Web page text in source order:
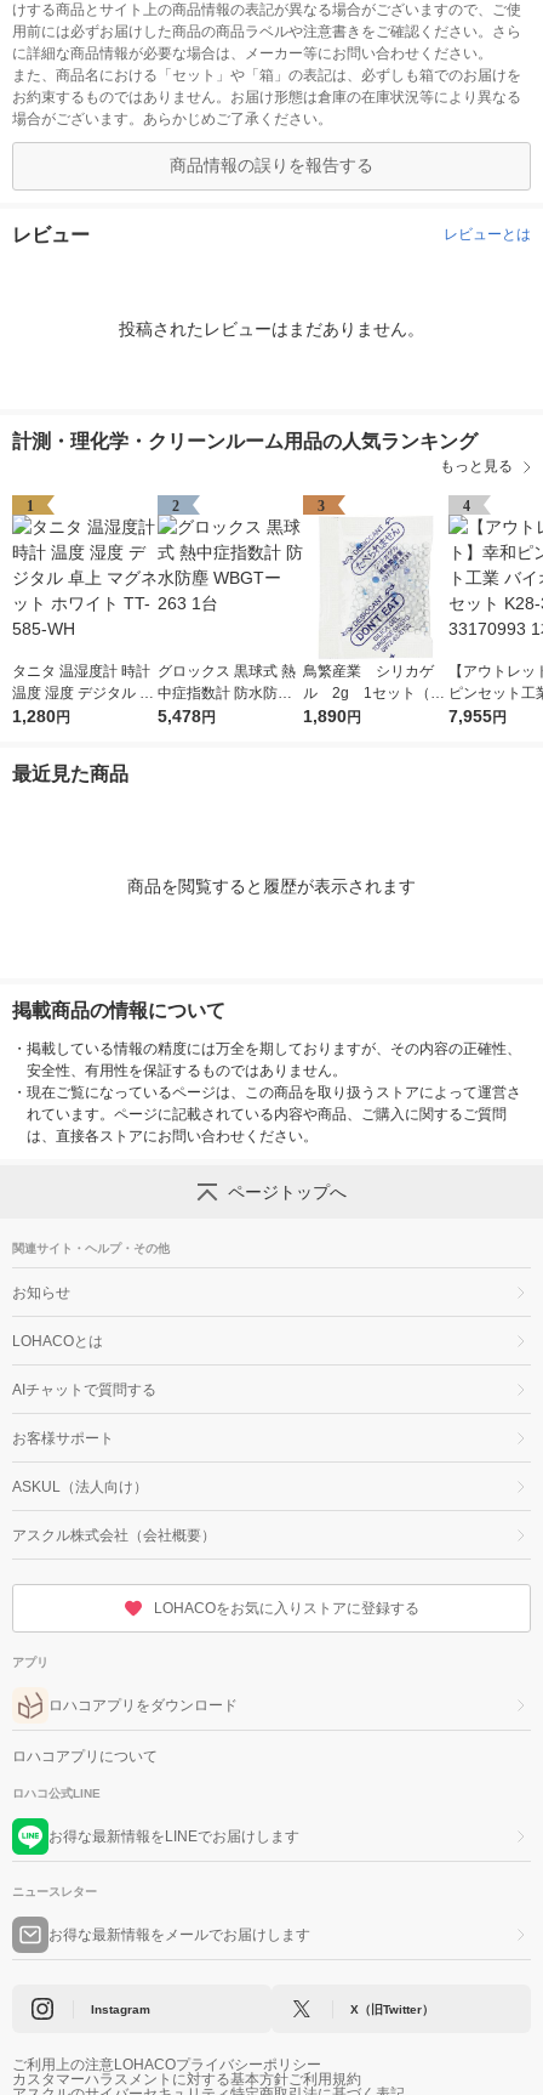
けする商品とサイト上の商品情報の表記が異なる場合がございますので、ご使
用前には必ずお届けした商品の商品ラベルや注意書きをご確認ください。さら
に詳細な商品情報が必要な場合は、メーカー等にお問い合わせください。
また、商品名における「セット」や「箱」の表記は、必ずしも箱でのお届けを
お約束するものではありません。お届け形態は倉庫の在庫状況等により異なる
場合がございます。あらかじめご了承ください。
商品情報の誤りを報告する
レビュー レビューとは
投稿されたレビューはまだありません。
計測・理化学・クリーンルーム用品の人気ランキング
もっと見る
1
タニタ 温湿度計 時計
温度 湿度 デジタル 卓
上 マグネット ホワイ
1,280円
2
グロックス 黒球式 熱
中症指数計 防水防塵
WBGTー263 1台
5,478円
3
鳥繁産業 シリカゲ
ル 2g 1セット（50
0個：100個入×5袋）
1,890円
4
【アウトレッ
ピンセット工
オピンセット
7,955円
最近見た商品
商品を閲覧すると履歴が表示されます
掲載商品の情報について
・ 掲載している情報の精度には万全を期しておりますが、その内容の正確性、
安全性、有用性を保証するものではありません。
・ 現在ご覧になっているページは、この商品を取り扱うストアによって運営さ
れています。ページに記載されている内容や商品、ご購入に関するご質問
は、直接各ストアにお問い合わせください。
ページトップへ
関連サイト・ヘルプ・その他
お知らせ
LOHACOとは
AIチャットで質問する
お客様サポート
ASKUL（法人向け）
アスクル株式会社（会社概要）
LOHACOをお気に入りストアに登録する
アプリ
ロハコアプリをダウンロード
ロハコアプリについて
ロハコ公式LINE
お得な最新情報をLINEでお届けします
ニュースレター
お得な最新情報をメールでお届けします
Instagram X（旧Twitter）
ご利用上の注意LOHACOプライバシーポリシー
カスタマーハラスメントに対する基本方針ご利用規約